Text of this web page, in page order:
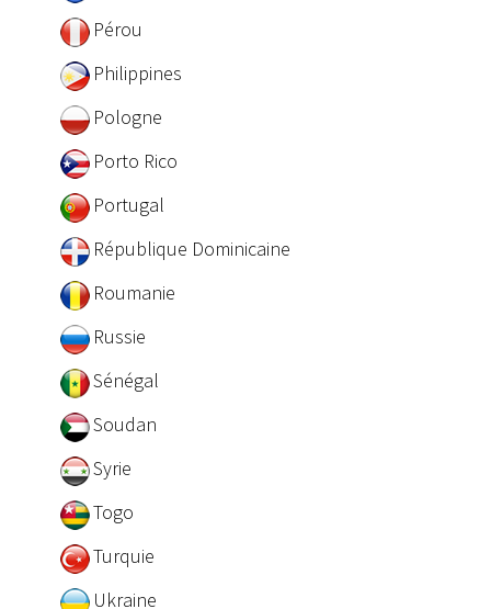
Pérou
Philippines
Pologne
Porto Rico
Portugal
République Dominicaine
Roumanie
Russie
Sénégal
Soudan
Syrie
Togo
Turquie
Ukraine